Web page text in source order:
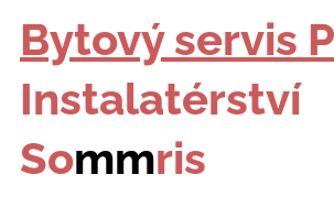
Bytový servis
Instalatérství
Sommris